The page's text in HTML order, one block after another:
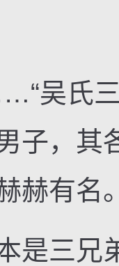
氏三
子，其
赫有名
三兄